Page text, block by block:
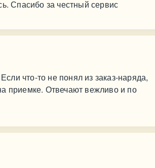
Спасибо за честный сервис
что-то не понял из заказ-наряда,
приемке. Отвечают вежливо и по